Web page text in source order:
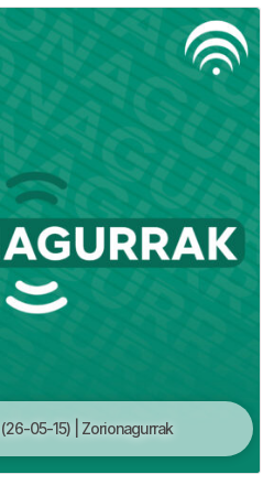
05-15) | Zorionagurrak